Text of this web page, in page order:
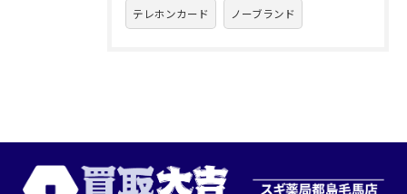
テレホンカード ノーブランド